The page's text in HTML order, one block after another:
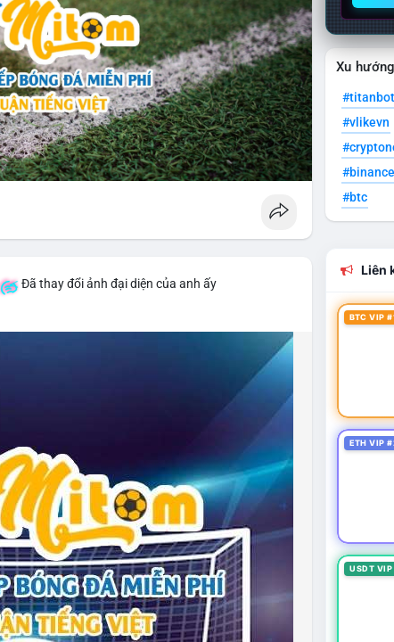
Đã thay đổi ảnh đại diện của anh ấy
Xu
#titanbot
#vlikevn
#btc
Liên
BTC VIP
ETH VIP
USDT